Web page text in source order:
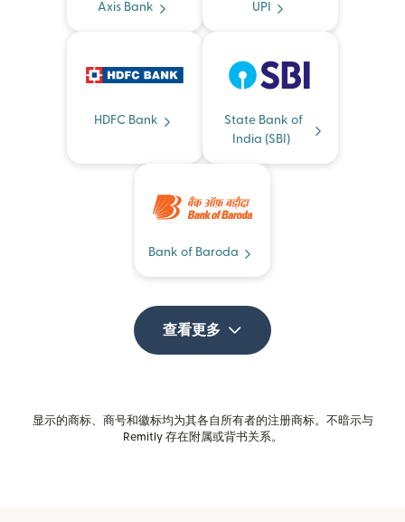
Axis Bank UPI
HDFC Bank
State Bank of
India (SBI)
Bank of Baroda
查看更多
显示的商标、商号和徽标均为其各自所有者的注册商标。不暗示与
Remitly 存在附属或背书关系。